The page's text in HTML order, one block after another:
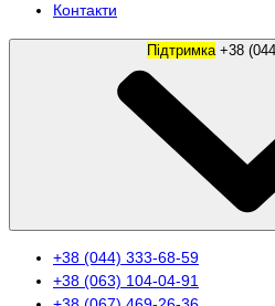
Контакти
Підтримка
+38 (044) 333-68-59
+38 (063) 104-04-91